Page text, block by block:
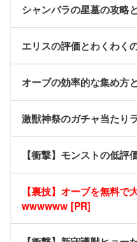
シャンバラの星墓の攻略
エリスの評価とわくわく
オーブの効率的な集め方
激獣神祭のガチャ当たり
【衝撃】モンストの低
【裏技】オーブを無料で
wwwwww [PR]